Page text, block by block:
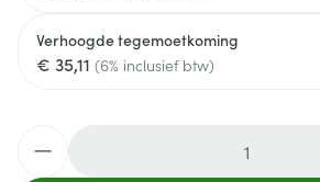
Verhoogde tegemoetkoming
€ 35,11 (6% inclusief btw)